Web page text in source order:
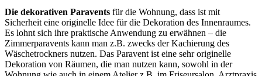
Die dekorativen Paravents für die Wohnung, dass ist mit
Sicherheit eine originelle Idee für die Dekoration des Innenraumes.
Es lohnt sich ihre praktische Anwendung zu erwähnen – die
Zimmerparavents kann man z.B. zwecks der Kachierung des
Wäschetrockners nutzen. Das Paravent ist eine sehr originelle
Dekoration von Räumen, die man nutzen kann, sowohl in der